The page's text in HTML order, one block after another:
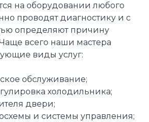
на оборудовании любого
проводят диагностику и с
определяют причину
всего наши мастера
виды услуг:
обслуживание;
холодильника;
двери;
и системы управления;